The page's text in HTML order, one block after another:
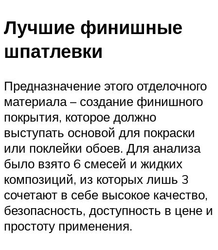
Лучшие финишные
шпатлевки
Предназначение этого отделочного
материала – создание финишного
покрытия, которое должно
выступать основой для покраски
или поклейки обоев. Для анализа
было взято 6 смесей и жидких
композиций, из которых лишь 3
сочетают в себе высокое качество,
безопасность, доступность в цене и
простоту применения.